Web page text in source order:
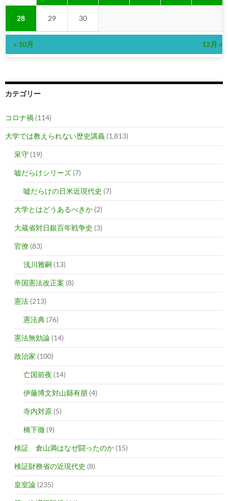
28 29 30
« 10月 12月 »
カテゴリー
コロナ禍 (114)
大学では教えられない歴史講義 (1,813)
呆守 (19)
嘘だらけシリーズ (7)
嘘だらけの日米近現代史 (7)
大学とはどうあるべきか (2)
大蔵省対日銀百年戦争史 (3)
官僚 (83)
浅川雅嗣 (13)
帝国憲法改正案 (8)
憲法 (213)
憲法典 (76)
憲法無効論 (14)
政治家 (100)
亡国前夜 (14)
伊藤博文対山縣有朋 (4)
寺内対原 (5)
橋下徹 (9)
検証 倉山満はなぜ闘ったのか (15)
検証財務省の近現代史 (8)
皇室論 (235)